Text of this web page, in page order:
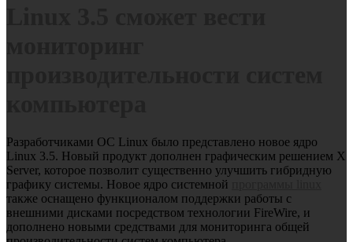
Разработчиками ОС Linux было представлено новое ядро
Linux 3.5. Новый продукт дополнен графическим решением X
Server, которое позволит существенно улучшить гибридную
графику системы. Новое ядро системной
также оснащено функционалом поддержки работы с
внешними дисками посредством технологии FireWire, и
дополнено новыми средствами для мониторинга общей